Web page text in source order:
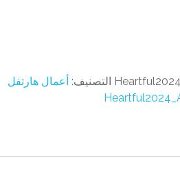
التصنيف:أعمال هارتفل